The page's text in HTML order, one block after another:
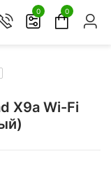
0 0
X9a Wi-Fi